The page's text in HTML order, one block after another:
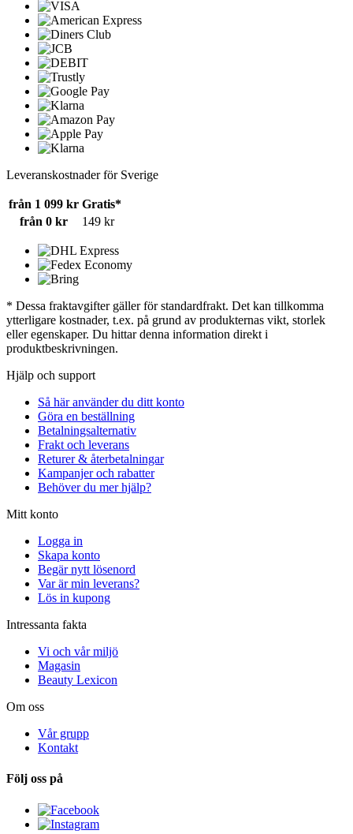
Leveranskostnader för Sverige
från 1 099 kr Gratis*
från 0 kr
149 kr
* Dessa fraktavgifter gäller för standardfrakt. Det kan tillkomma
ytterligare kostnader, t.ex. på grund av produkternas vikt, storlek
eller egenskaper. Du hittar denna information direkt i
produktbeskrivningen.
Hjälp och support
Så här använder du ditt konto
Göra en beställning
Betalningsalternativ
Frakt och leverans
Returer & återbetalningar
Kampanjer och rabatter
Behöver du mer hjälp?
Mitt konto
Logga in
Skapa konto
Begär nytt lösenord
Var är min leverans?
Lös in kupong
Intressanta fakta
Vi och vår miljö
Magasin
Beauty Lexicon
Om oss
Vår grupp
Kontakt
Följ oss på